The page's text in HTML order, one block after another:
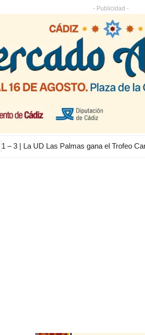
- Publicidad -
1 – 3 | La UD Las Palmas gana el Trofeo